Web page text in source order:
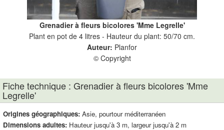
Grenadier à fleurs bicolores 'Mme Legrelle'
Plant en pot de 4 litres - Hauteur du plant: 50/70 cm.
Auteur: Planfor
© Copyright
Fiche technique : Grenadier à fleurs bicolores 'Mme
Legrelle'
Origines géographiques: Asie, pourtour méditerranéen
Dimensions adultes: Hauteur jusqu'à 3 m, largeur jusqu'à 2 m